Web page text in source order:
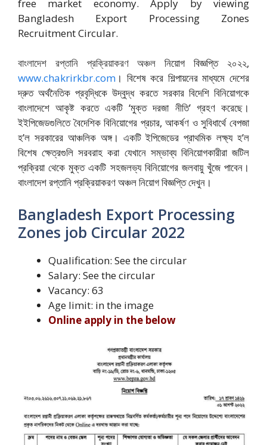
free market economy. Apply by viewing
Bangladesh Export Processing Zones
Recruitment Circular.
বাংলাদেশ রপ্তানি প্রক্রিয়াকরণ অঞ্চল নিয়োগ বিজ্ঞপ্তি ২০২২,
www.chakrirkbr.com । বিশেষ করে শিল্পায়নের মাধ্যমে দেশের
দ্রুত অর্থনৈতিক প্রবৃদ্ধিকে উদ্বুদ্ধ করতে সরকার বিদেশি বিনিয়োগকে
বাংলাদেশে আকৃষ্ট করতে একটি ‘মুক্ত দরজা নীতি’ গ্রহণ করেছে।
ইইপিজেডগুলিতে বৈদেশিক বিনিয়োগের প্রচার, আকর্ষণ ও সুবিধার্থে বেপজা
হ’ল সরকারের আঞ্চলিক অঙ্গ। একটি ইপিজেডের প্রাথমিক লক্ষ্য হ’ল
বিশেষ ক্ষেত্রগুলি সরবরাহ করা যেখানে সম্ভাব্য বিনিয়োগকারীরা জটিল
প্রক্রিয়া থেকে মুক্ত একটি সহজলভ্য বিনিয়োগের জলবায়ু খুঁজে পাবেন।
বাংলাদেশ রপ্তানি প্রক্রিয়াকরণ অঞ্চল নিয়োগ বিজ্ঞপ্তি দেখুন।
Bangladesh Export Processing
Zones job Circular 2022
Qualification: See the circular
Salary: See the circular
Vacancy: 63
Age limit: in the image
Online apply in the below